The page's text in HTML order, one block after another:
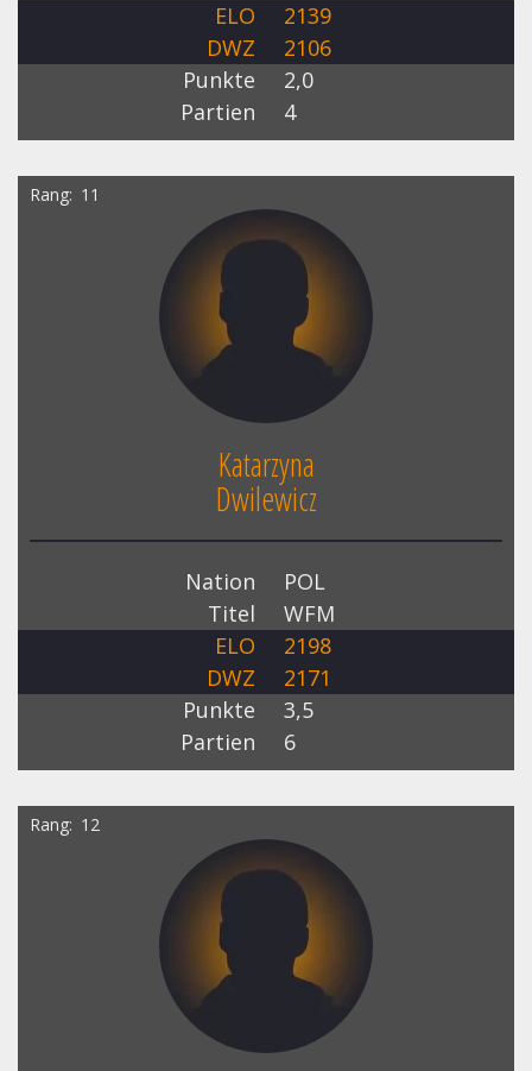
ELO
2139
DWZ
2106
Punkte
2,0
Partien
4
Rang 11
Katarzyna
Dwilewicz
Nation
POL
Titel
WFM
ELO
2198
DWZ
2171
Punkte
3,5
Partien
6
Rang 12